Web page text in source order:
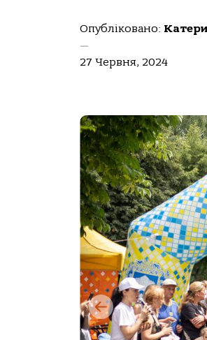
Опубліковано:
—
27 Червня, 2024